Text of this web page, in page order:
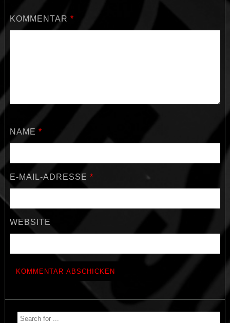
KOMMENTAR *
NAME *
E-MAIL-ADRESSE *
WEBSITE